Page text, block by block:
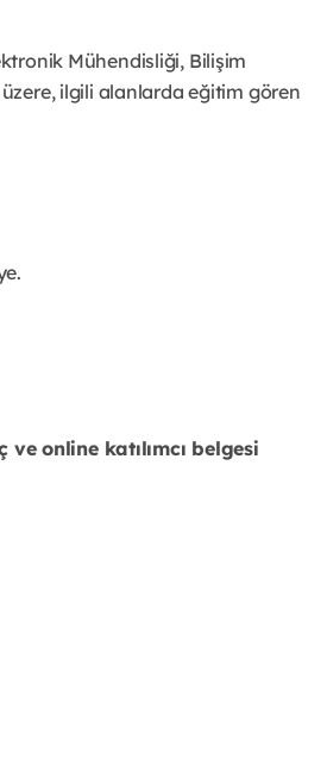
Mühendisliği, Bilişim
ilgili alanlarda eğitim gören
online katılımcı belgesi